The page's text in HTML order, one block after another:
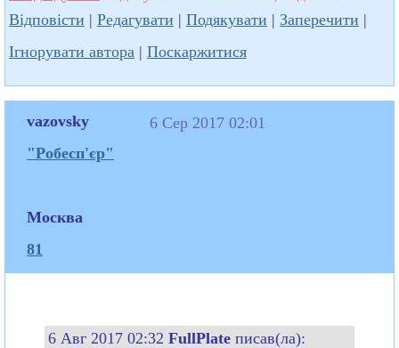
Відповісти | Редагувати | Подякувати | Заперечити |
Ігнорувати автора | Поскаржитися
vazovsky
"Робесп'єр"
Москва
81
6 Сер 2017 02:01
6 Авг 2017 02:32 FullPlate писав(ла):